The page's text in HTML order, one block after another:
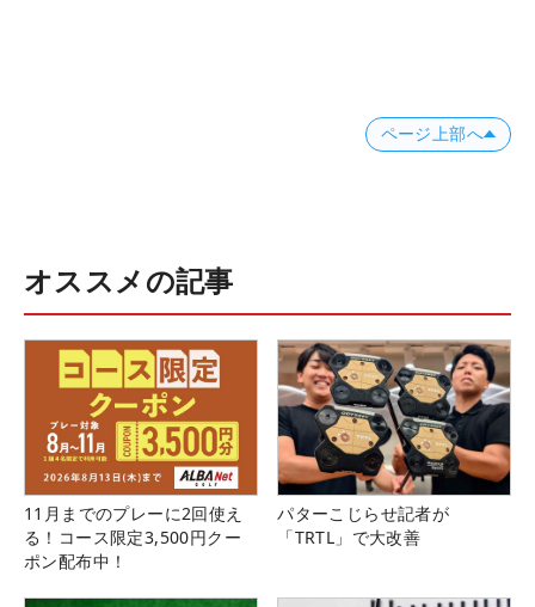
ページ上部へ
オススメの記事
11月までのプレーに2回使え
る！コース限定3,500円クー
ポン配布中！
パターこじらせ記者が
「TRTL」で大改善